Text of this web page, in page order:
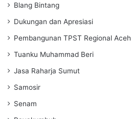
Blang Bintang
Dukungan dan Apresiasi
Pembangunan TPST Regional Aceh
Tuanku Muhammad Beri
Jasa Raharja Sumut
Samosir
Senam